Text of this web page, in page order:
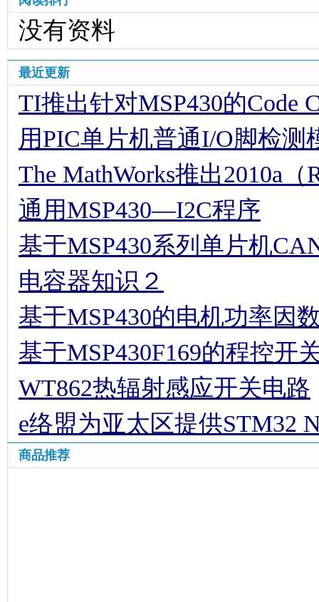
没有资料
最近更新
TI推出针对MSP430的Code
用PIC单片机普通I/O脚检测
The MathWorks推出2010a
通用MSP430—I2C程序
基于MSP430系列单片机
电容器知识２
基于MSP430的电机功率因
基于MSP430F169的程控开
WT862热辐射感应开关电路
e络盟为亚太区提供STM32
商品推荐